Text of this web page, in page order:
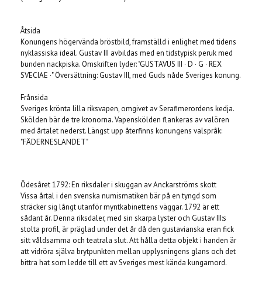
Åtsida
Konungens högervända bröstbild, framställd i enlighet med tidens
nyklassiska ideal. Gustav III avbildas med en tidstypisk peruk med
bunden nackpiska. Omskriften lyder: "GUSTAVUS III · D · G · REX
SVECIAE ·" Översättning: Gustav III, med Guds nåde Sveriges konung.
Frånsida
Sveriges krönta lilla riksvapen, omgivet av Serafimerordens kedja.
Skölden bär de tre kronorna. Vapenskölden flankeras av valören
med årtalet nederst. Längst upp återfinns konungens valspråk:
"FÄDERNESLANDET"
Ödesåret 1792: En riksdaler i skuggan av Anckarströms skott
Vissa årtal i den svenska numismatiken bär på en tyngd som
sträcker sig långt utanför myntkabinettens väggar. 1792 är ett
sådant år. Denna riksdaler, med sin skarpa lyster och Gustav III:s
stolta profil, är präglad under det år då den gustavianska eran fick
sitt våldsamma och teatrala slut. Att hålla detta objekt i handen är
att vidröra själva brytpunkten mellan upplysningens glans och det
bittra hat som ledde till ett av Sveriges mest kända kungamord.